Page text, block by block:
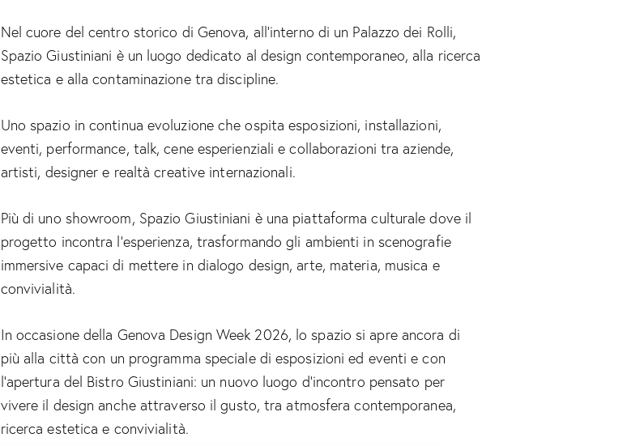
Nel cuore del centro storico di Genova, all’interno di un Palazzo dei Rolli,
Spazio Giustiniani è un luogo dedicato al design contemporaneo, alla ricerca
estetica e alla contaminazione tra discipline.
Uno spazio in continua evoluzione che ospita esposizioni, installazioni,
eventi, performance, talk, cene esperienziali e collaborazioni tra aziende,
artisti, designer e realtà creative internazionali.
Più di uno showroom, Spazio Giustiniani è una piattaforma culturale dove il
progetto incontra l’esperienza, trasformando gli ambienti in scenografie
immersive capaci di mettere in dialogo design, arte, materia, musica e
convivialità.
In occasione della Genova Design Week 2026, lo spazio si apre ancora di
più alla città con un programma speciale di esposizioni ed eventi e con
l’apertura del Bistro Giustiniani: un nuovo luogo d’incontro pensato per
vivere il design anche attraverso il gusto, tra atmosfera contemporanea,
ricerca estetica e convivialità.